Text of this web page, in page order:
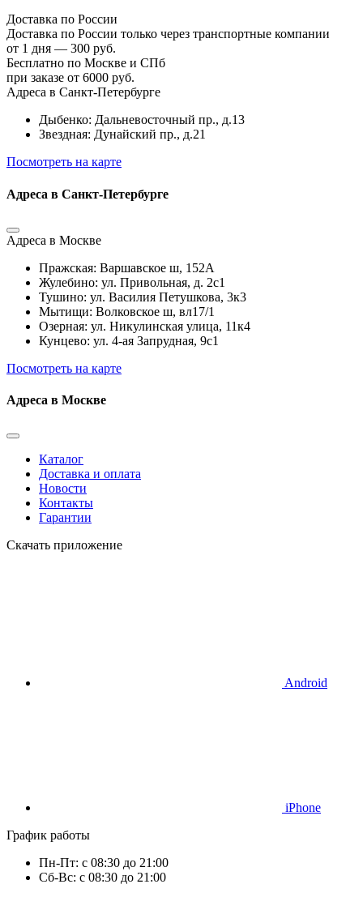
Доставка по России
Доставка по России только через транспортные компании
от 1 дня — 300 руб.
Бесплатно по Москве и СПб
при заказе от 6000 руб.
Адреса в Санкт-Петербурге
Дыбенко: Дальневосточный пр., д.13
Звездная: Дунайский пр., д.21
Посмотреть на карте
Адреса в Санкт-Петербурге
Адреса в Москве
Пражская: Варшавское ш, 152А
Жулебино: ул. Привольная, д. 2с1
Тушино: ул. Василия Петушкова, 3к3
Мытищи: Волковское ш, вл17/1
Озерная: ул. Никулинская улица, 11к4
Кунцево: ул. 4-ая Запрудная, 9с1
Посмотреть на карте
Адреса в Москве
Каталог
Доставка и оплата
Новости
Контакты
Гарантии
Скачать приложение
Android
iPhone
График работы
Пн-Пт: с 08:30 до 21:00
Сб-Вс: с 08:30 до 21:00